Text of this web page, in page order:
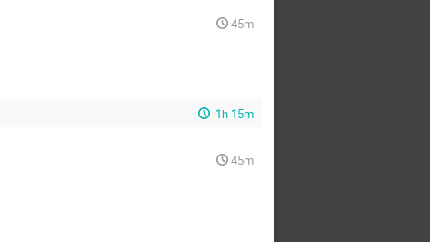
45m
1h 15m
45m